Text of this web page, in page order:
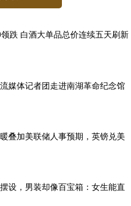
跌 白酒大单品总价连续五天刷新
媒体记者团走进南湖革命纪念馆
叠加美联储人事预期，英镑兑美
设，男装却像百宝箱：女生能直